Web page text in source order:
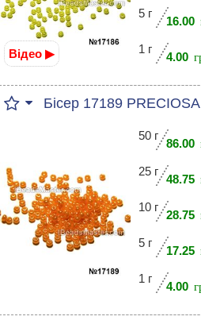
Відео ▶
5 г
16.00
1 г
4.00
Бісер 17189 PRECIOSA
50 г
86.00
25 г
48.75
10 г
28.75
5 г
17.25
1 г
4.00